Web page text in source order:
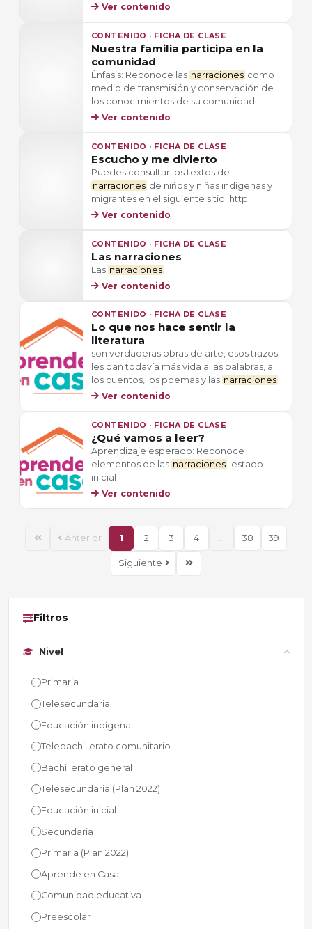
Ver contenido
CONTENIDO · FICHA DE CLASE
Nuestra familia participa en la
comunidad
Énfasis: Reconoce las narraciones como
medio de transmisión y conservación de
los conocimientos de su comunidad
Ver contenido
CONTENIDO · FICHA DE CLASE
Escucho y me divierto
Puedes consultar los textos de
narraciones de niños y niñas indígenas y
migrantes en el siguiente sitio: http
Ver contenido
CONTENIDO · FICHA DE CLASE
Las narraciones
Las narraciones
Ver contenido
CONTENIDO · FICHA DE CLASE
Lo que nos hace sentir la
literatura
son verdaderas obras de arte, esos trazos
les dan todavía más vida a las palabras, a
los cuentos, los poemas y las narraciones
Ver contenido
CONTENIDO · FICHA DE CLASE
¿Qué vamos a leer?
Aprendizaje esperado: Reconoce
elementos de las narraciones : estado
inicial
Ver contenido
Anterior 1 2 3 4 ... 38 39
Siguiente
Filtros
Nivel
Primaria
Telesecundaria
Educación indígena
Telebachillerato comunitario
Bachillerato general
Telesecundaria (Plan 2022)
Educación inicial
Secundaria
Primaria (Plan 2022)
Aprende en Casa
Comunidad educativa
Preescolar